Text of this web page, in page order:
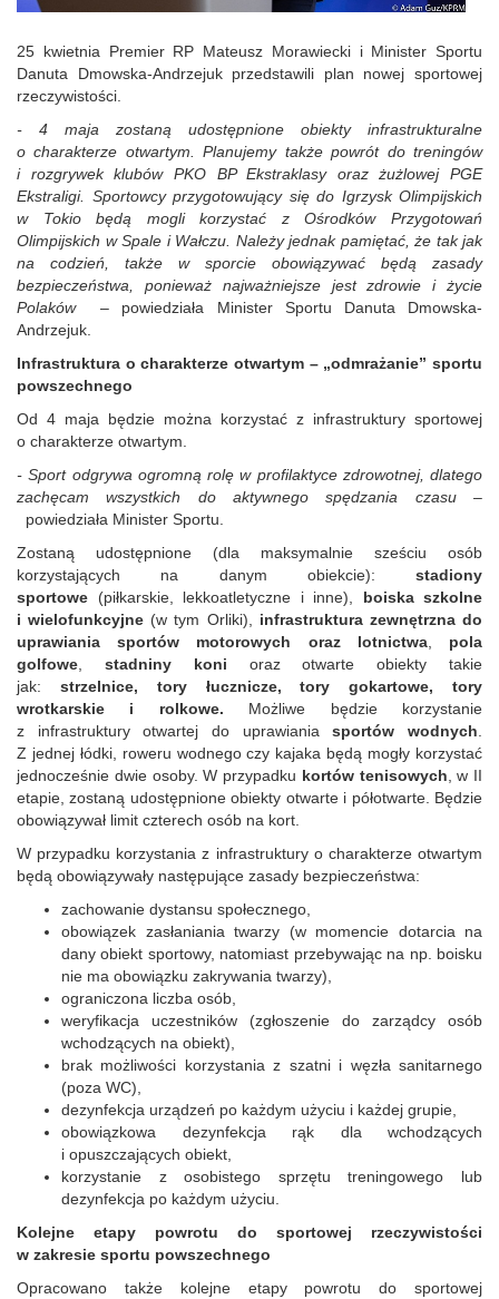
25 kwietnia Premier RP Mateusz Morawiecki i Minister Sportu
Danuta Dmowska-Andrzejuk przedstawili plan nowej sportowej
rzeczywistości.
- 4 maja zostaną udostępnione obiektyinfrastrukturalne
o charakterze otwartym. Planujemy także powrót do treningów
i rozgrywek klubów PKO BP Ekstraklasy oraz żużlowej PGE
Ekstraligi. Sportowcy przygotowujący się do Igrzysk Olimpijskich
w Tokio będą mogli korzystać z Ośrodków Przygotowań
Olimpijskich w Spale i Wałczu. Należy jednak pamiętać, że tak jak
na codzień, także w sporcie obowiązywać będą zasady
bezpieczeństwa, ponieważ najważniejsze jest zdrowie i życie
Polaków– powiedziała Minister Sportu Danuta Dmowska-
Andrzejuk.
Infrastruktura o charakterze otwartym – „odmrażanie” sportu
powszechnego
Od 4 maja
będzie można korzystać z infrastruktury sportowej
o charakterze otwartym.
- Sport odgrywa ogromną rolę w profilaktyce zdrowotnej, dlatego
zachęcam wszystkich do aktywnego spędzania czasu –
powiedziała Minister Sportu.
Zostaną udostępnione (dla maksymalnie sześciu osób
korzystających na danym obiekcie): stadiony
sportowe (piłkarskie, lekkoatletyczne i inne), boiska szkolne
i wielofunkcyjne (w tym Orliki), infrastruktura zewnętrzna do
uprawiania sportów motorowych oraz lotnictwa, pola
golfowe
stadniny koni oraz otwarte obiekty takie
jak: strzelnice, tory łucznicze, tory gokartowe, tory
wrotkarskie i rolkowe. Możliwe będzie korzystanie
z infrastruktury otwartej do uprawianiasportów wodnych
Z jednej łódki, roweru wodnego czy kajaka będą mogły korzystać
jednocześnie dwie osoby. W przypadku kortów tenisowych , w II
etapie, zostaną udostępnione obiekty otwarte i półotwarte. Będzie
obowiązywał limit czterech osób na kort.
W przypadku korzystania z infrastruktury o charakterze otwartym
będą obowiązywały następujące zasady bezpieczeństwa:
zachowanie dystansu społecznego,
obowiązek zasłaniania twarzy (w momencie dotarcia na
dany obiekt sportowy, natomiast przebywając na np. boisku
nie ma obowiązku zakrywania twarzy),
ograniczona liczba osób,
weryfikacja uczestników (zgłoszenie do zarządcy osób
wchodzących na obiekt),
brak możliwości korzystania z szatni i węzła sanitarnego
(poza WC),
dezynfekcja urządzeń po każdym użyciu i każdej grupie,
obowiązkowa dezynfekcja rąk dla wchodzących
i opuszczających obiekt,
korzystanie z osobistego sprzętu treningowego lub
dezynfekcja po każdym użyciu.
Kolejne etapy powrotu do sportowej rzeczywistości
w zakresie sportu powszechnego
Opracowano także kolejne etapy powrotu do sportowej